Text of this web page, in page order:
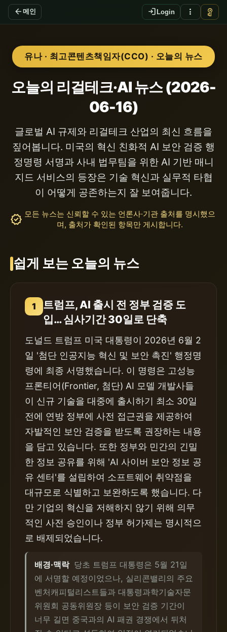
arrow_back 메인 login Login more_vert vpn_key
유나 · 최고콘텐츠책임자(CCO) · 오늘의 뉴스
오늘의 리걸테크·AI 뉴스 (2026-
06-16)
글로벌 AI 규제와 리걸테크 산업의 최신 흐름을
짚어봅니다. 미국의 혁신 친화적 AI 보안 검증 행
정명령 서명과 사내 법무팀을 위한 AI 기반 매니
지드 서비스의 등장은 기술 혁신과 실무적 타협
이 어떻게 공존하는지 잘 보여줍니다.
verified 모든 뉴스는 신뢰할 수 있는 언론사·기관 출처를 명시했으
며, 출처가 확인된 항목만 게시합니다.
쉽게 보는 오늘의 뉴스
1
트럼프, AI 출시 전 정부 검증 도
입… 심사기간 30일로 단축
도널드 트럼프 미국 대통령이 2026년 6월 2
일 '첨단 인공지능 혁신 및 보안 촉진' 행정명
령에 최종 서명했습니다. 이 명령은 고성능
프론티어(Frontier, 첨단) AI 모델 개발사들
이 신규 기술을 대중에 출시하기 최소 30일
전에 연방 정부에 사전 접근권을 제공하여
자발적인 보안 검증을 받도록 권장하는 내용
을 담고 있습니다. 또한 정부와 민간의 긴밀
한 정보 공유를 위해 'AI 사이버 보안 정보 공
유 센터'를 설립하여 소프트웨어 취약점을
대규모로 식별하고 보완하도록 했습니다. 다
만 기업의 혁신을 저해하지 않기 위해 의무
적인 사전 승인이나 정부 허가제는 명시적으
로 배제되었습니다.
배경·맥락 당초 트럼프 대통령은 5월 21일
에 서명할 예정이었으나, 실리콘밸리의 주요
벤처캐피털리스트들과 대통령과학기술자문
위원회 공동위원장 등이 보안 검증 기간이
너무 길면 중국과의 AI 패권 경쟁에서 뒤처